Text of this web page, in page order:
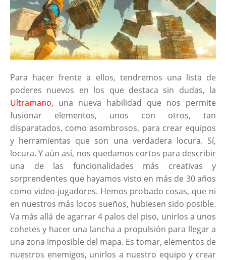
Para hacer frente a ellos, tendremos una lista de
poderes nuevos en los que destaca sin dudas, la
Ultramano, una nueva habilidad que nos permite
fusionar elementos, unos con otros, tan
disparatados, como asombrosos, para crear equipos
y herramientas que son una verdadera locura. Sí,
locura. Y aún así, nos quedamos cortos para describir
una de las funcionalidades más creativas y
sorprendentes que hayamos visto en más de 30 años
como video-jugadores. Hemos probado cosas, que ni
en nuestros más locos sueños, hubiesen sido posible.
Va más allá de agarrar 4 palos del piso, unirlos a unos
cohetes y hacer una lancha a propulsión para llegar a
una zona imposible del mapa. Es tomar, elementos de
nuestros enemigos, unirlos a nuestro equipo y crear